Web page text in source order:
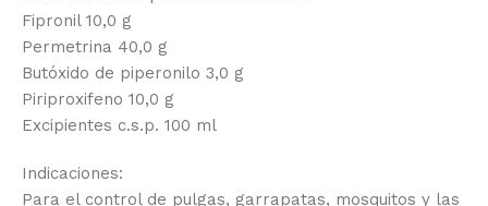
Fipronil 10,0 g
Permetrina 40,0 g
Butóxido de piperonilo 3,0 g
Piriproxifeno 10,0 g
Excipientes c.s.p. 100 ml
Indicaciones:
Para el control de pulgas, garrapatas, mosquitos y las